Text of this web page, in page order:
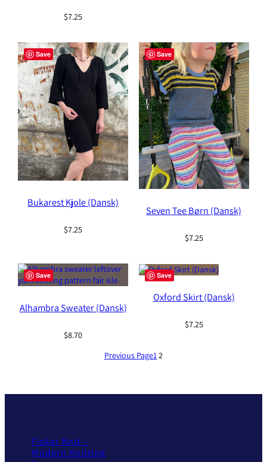
$7.25
Save
Bukarest Kjole (Dansk)
$7.25
Save
Seven Tee Børn (Dansk)
$7.25
Save
Alhambra Sweater (Dansk)
$8.70
Save
Oxford Skirt (Dansk)
$7.25
Previous Page12
Fisker Knit –
Modern Knitting